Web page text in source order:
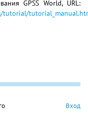
GPSS World, URL:
tutorial/
Вход